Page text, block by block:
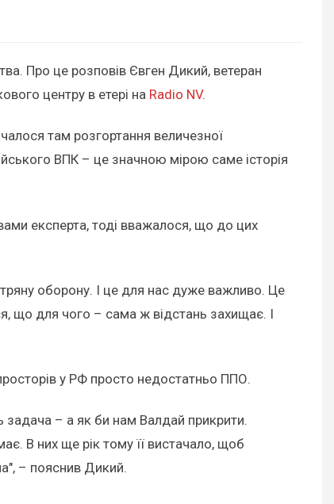
Про це розповів Євген Дикий, ветеран
центру в етері на Radio NV.
там розгортання величезної
ВПК – це значною мірою саме історія
експерта, тоді вважалося, що до цих
оборону. І це для нас дуже важливо. Це
що для чого – сама ж відстань захищає. І
у РФ просто недостатньо ППО.
задача – а як би нам Валдай прикрити.
В них ще рік тому її вистачало, щоб
– пояснив Дикий.